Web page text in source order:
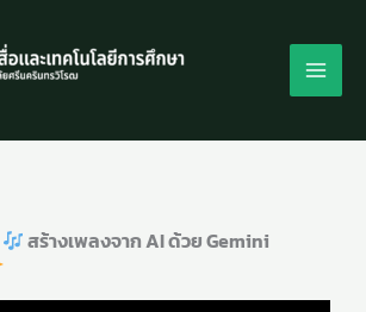
สร้างเพลงจาก AI ด้วย Gemini